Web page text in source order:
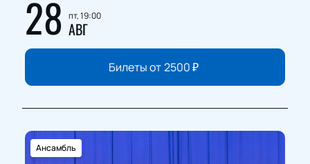
28 пт, 19:00
АВГ
Билеты от2500₽
Ансамбль